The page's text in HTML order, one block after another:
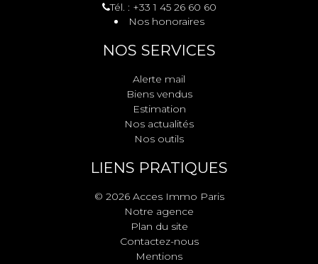
Tél. : +33 1 45 26 60 60
Nos honoraires
NOS SERVICES
Alerte mail
Biens vendus
Estimation
Nos actualités
Nos outils
LIENS PRATIQUES
© 2026 Acces Immo Paris
Notre agence
Plan du site
Contactez-nous
Mentions